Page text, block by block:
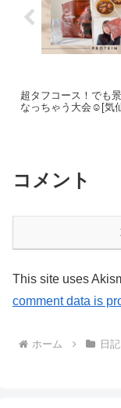
超タフコース！でも
なっちゃう大会☺️[気
コメント
This site uses
comment data is
ホーム 日記